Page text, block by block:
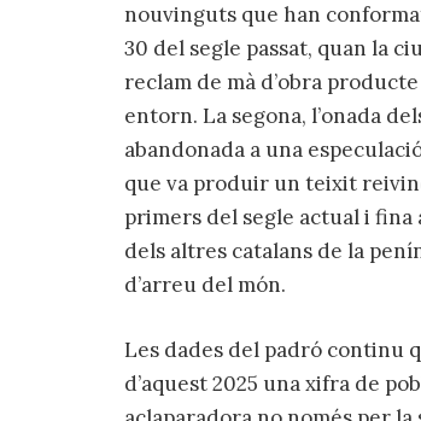
nouvinguts que han
30 del segle passat, quan la
reclam de mà d’obra
entorn. La segona, l’onada
abandonada a una
que va produir un teixit
primers del segle actual i fina
dels altres catalans de la
d’arreu del món.
Les dades del padró continu
d’aquest 2025 una xifra de